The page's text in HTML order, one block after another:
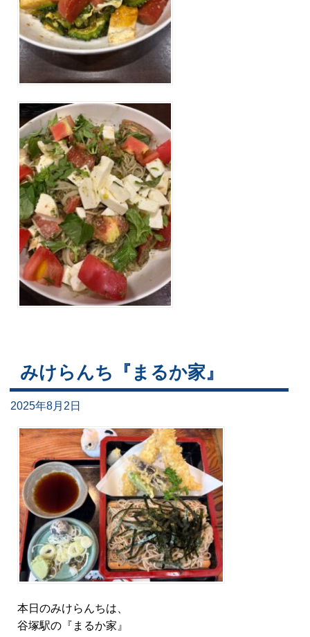
みけらんち『まるか家』
2025年8月2日
本日のみけらんちは、
谷塚駅の『まるか家』